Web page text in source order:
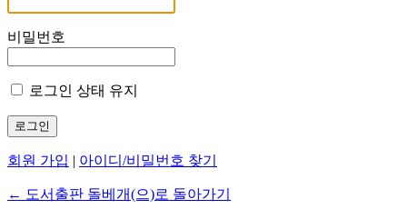
비밀번호
로그인 상태 유지
회원 가입 | 아이디/비밀번호 찾기
← 도서출판 돌베개(으)로 돌아가기